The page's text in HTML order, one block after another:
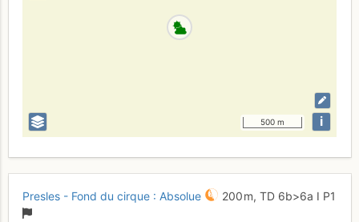
500 m i
Presles - Fond du cirque : Absolue 200 m, TD 6b>6a I P1